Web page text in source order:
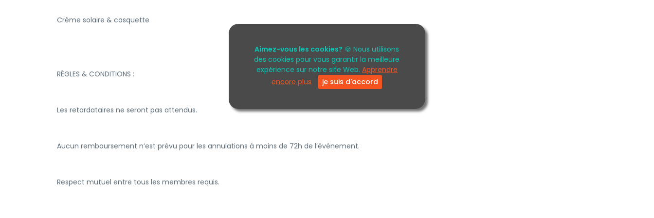
Aimez-vous les cookies? 🍪 Nous utilisons
des cookies pour vous garantir la meilleure
expérience sur notre site Web. Apprendre
encore plus
je suis d'accord
Crème solaire & casquette
RÈGLES & CONDITIONS :
Les retardataires ne seront pas attendus.
Aucun remboursement n’est prévu pour les annulations à moins de 72h de l’événement.
Respect mutuel entre tous les membres requis.